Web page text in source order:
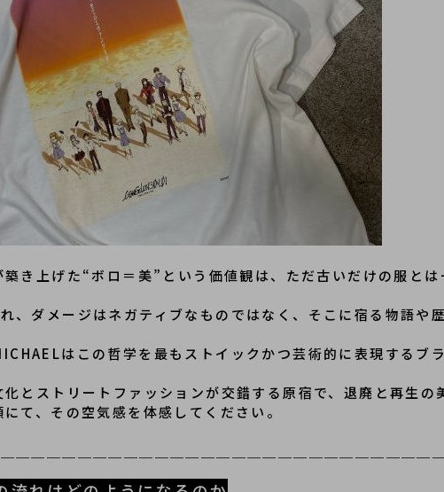
築き上げた“ボロ＝美”という価値観は、ただ古いだけの服とは
、ダメージはネガティブなものではなく、そこに宿る物語や
はこの哲学を最もストイックかつ芸術的に表現するブラ
化とストリートファッションが交錯する原宿で、退廃と再生の
て、その空気感を体感してください。